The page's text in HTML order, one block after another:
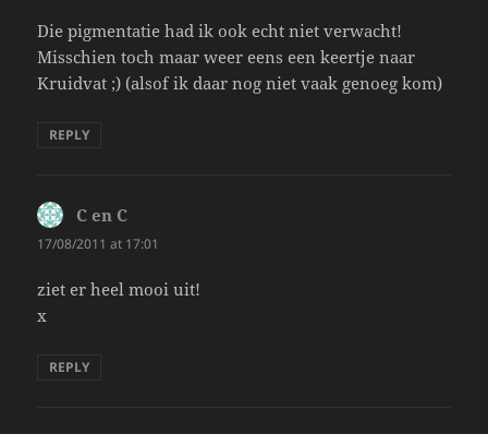
Die pigmentatie had ik ook echt niet verwacht!
Misschien toch maar weer eens een keertje naar
Kruidvat ;) (alsof ik daar nog niet vaak genoeg kom)
REPLY
C en C
17/08/2011 at 17:01
ziet er heel mooi uit!
x
REPLY